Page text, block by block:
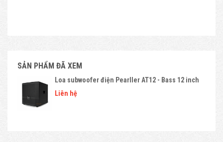
SẢN PHẨM ĐÃ XEM
Loa subwoofer điện Pearller AT12 - Bass 12 inch
Liên hệ